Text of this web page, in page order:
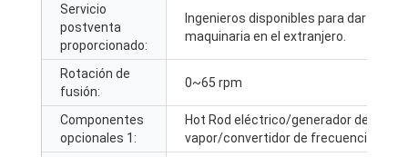
Servicio
postventa
proporcionado:
Ingenieros disponibles para dar
maquinaria en el extranjero.
Rotación de
fusión:
0~65 rpm
Componentes
opcionales 1:
Hot Rod eléctrico/generador de
vapor/convertidor de frecuencia